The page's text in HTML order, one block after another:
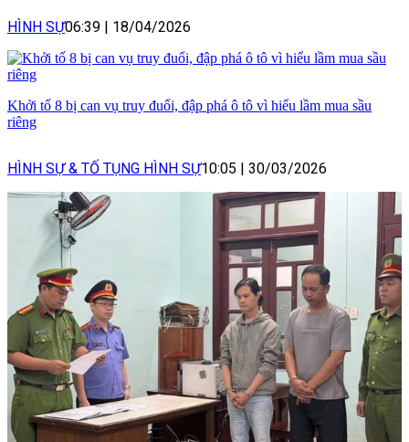
HÌNH SỰ06:39 | 18/04/2026
Khởi tố 8 bị can vụ truy đuổi, đập phá ô tô vì hiểu lầm mua sầu
riêng
HÌNH SỰ & TỐ TỤNG HÌNH SỰ10:05 | 30/03/2026